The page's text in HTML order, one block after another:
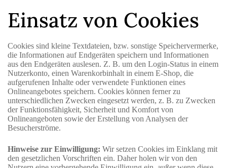
Einsatz von Cookies
Cookies sind kleine Textdateien, bzw. sonstige Speichervermerke,
die Informationen auf Endgeräten speichern und Informationen
aus den Endgeräten auslesen. Z. B. um den Login-Status in einem
Nutzerkonto, einen Warenkorbinhalt in einem E-Shop, die
aufgerufenen Inhalte oder verwendete Funktionen eines
Onlineangebotes speichern. Cookies können ferner zu
unterschiedlichen Zwecken eingesetzt werden, z. B. zu Zwecken
der Funktionsfähigkeit, Sicherheit und Komfort von
Onlineangeboten sowie der Erstellung von Analysen der
Besucherströme.
Hinweise zur Einwilligung: Wir setzen Cookies im Einklang mit
den gesetzlichen Vorschriften ein. Daher holen wir von den